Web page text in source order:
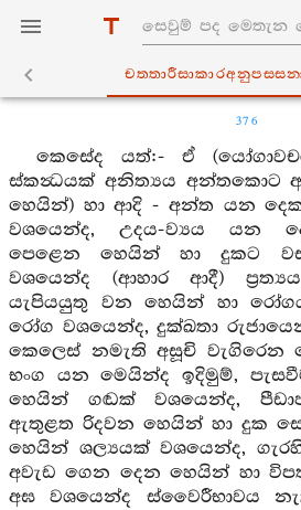
376
කෙසේද යත්:- ඒ
ස්කන්‍ධයක් අනිත්‍යය අන්තකොට
හෙයින්) හා ආදි - අන්ත යන
වශයෙන්ද, උදය-ව්‍යය යන
පෙළෙන හෙයින් හා දුකට
වශයෙන්ද (ආහාර ආදී)
යැපියයුතු වන හෙයින් හා
රෝග වශයෙන්ද, දුක්ඛතා
කෙලෙස් නමැති අසූචි වැගිරෙන
භංග යන මෙයින්ද ඉදිමුම්,
හෙයින් ගඬක් වශයෙන්ද,
ඇතුළත රිදවන හෙයින් හා දුක
හෙයින් ශල්‍යයක් වශයෙන්ද,
අවැඩ ගෙන දෙන හෙයින් හා
අඝ වශයෙන්ද ස්වෛරීභාවය